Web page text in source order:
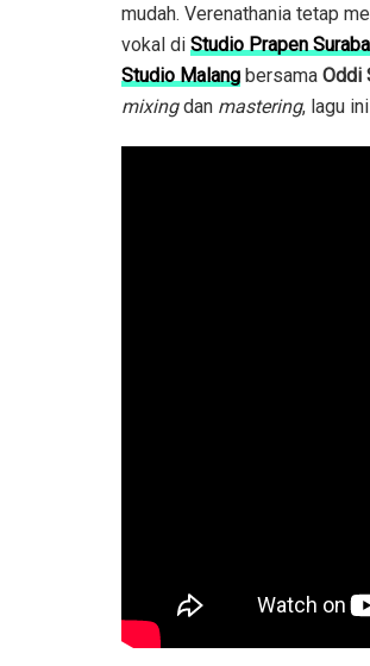
mudah. Verenathania tetap
vokal di Studio Prapen
Studio Malang bersama Oddi
mixingdan mastering, lagu